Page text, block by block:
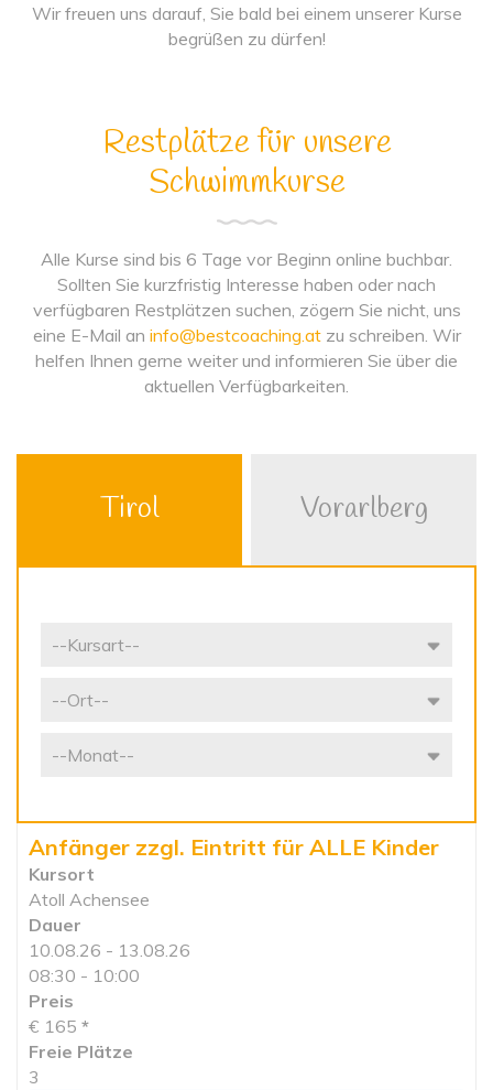
Wir freuen uns darauf, Sie bald bei einem unserer Kurse
begrüßen zu dürfen!
Restplätze für unsere
Schwimmkurse
Alle Kurse sind bis 6 Tage vor Beginn online buchbar.
Sollten Sie kurzfristig Interesse haben oder nach
verfügbaren Restplätzen suchen, zögern Sie nicht, uns
eine E-Mail an info@bestcoaching.atzu schreiben. Wir
helfen Ihnen gerne weiter und informieren Sie über die
aktuellen Verfügbarkeiten.
Tirol Vorarlberg
Anfänger zzgl. Eintritt für ALLE Kinder
Kursort
Atoll Achensee
Dauer
10.08.26 - 13.08.26
08:30 - 10:00
Preis
€ 165 *
Freie Plätze
3